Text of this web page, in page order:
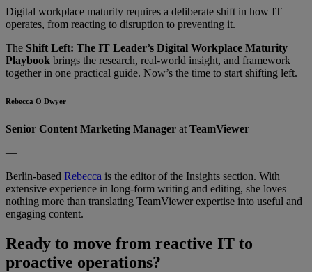
Digital workplace maturity requires a deliberate shift in how IT
operates, from reacting to disruption to preventing it.
The Shift Left: The IT Leader’s Digital Workplace Maturity
Playbook brings the research, real-world insight, and framework
together in one practical guide. Now’s the time to start shifting left.
Rebecca O Dwyer
Senior Content Marketing Manager at TeamViewer
—
Berlin-based Rebecca is the editor of the Insights section. With
extensive experience in long-form writing and editing, she loves
nothing more than translating TeamViewer expertise into useful and
engaging content.
Ready to move from reactive IT to
proactive operations?